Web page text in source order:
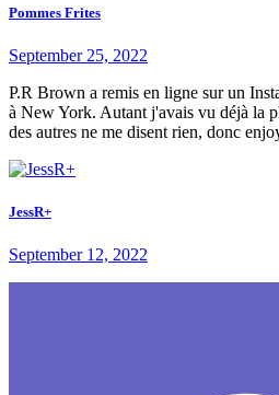
Pommes Frites
September 25, 2022
P.R Brown a remis en ligne sur un
à New York. Autant j'avais vu déjà la
des autres ne me disent rien, donc
JessR+
September 12, 2022